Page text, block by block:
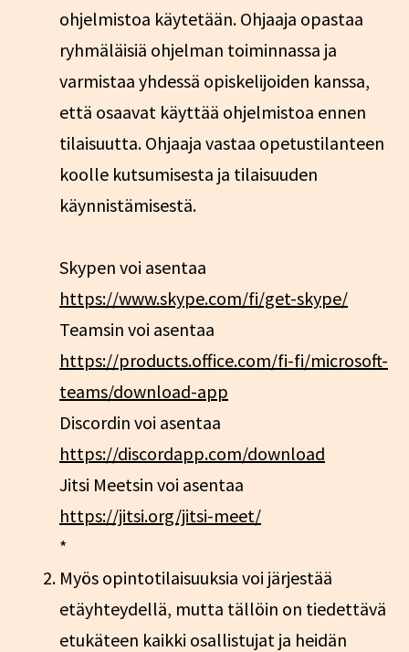
ohjelmistoa käytetään. Ohjaaja opastaa
ryhmäläisiä ohjelman toiminnassa ja
varmistaa yhdessä opiskelijoiden kanssa,
että osaavat käyttää ohjelmistoa ennen
tilaisuutta. Ohjaaja vastaa opetustilanteen
koolle kutsumisesta ja tilaisuuden
käynnistämisestä.
Skypen voi asentaa
https://www.skype.com/fi/get-skype/
Teamsin voi asentaa
https://products.office.com/fi-fi/microsoft-
teams/download-app
Discordin voi asentaa
https://discordapp.com/download
Jitsi Meetsin voi asentaa
https://jitsi.org/jitsi-meet/
*
Myös opintotilaisuuksia voi järjestää
etäyhteydellä, mutta tällöin on tiedettävä
etukäteen kaikki osallistujat ja heidän